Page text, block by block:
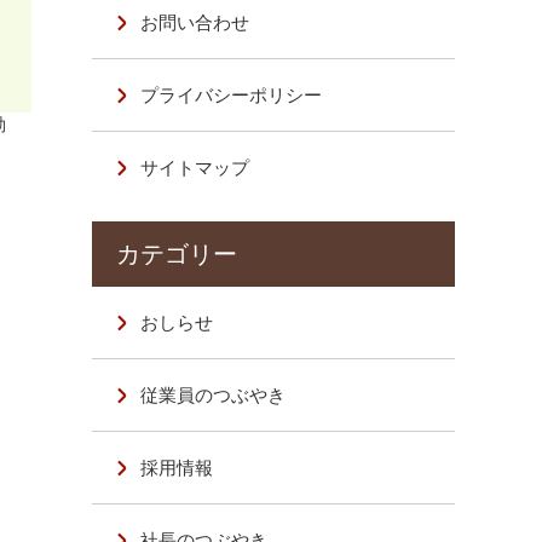
お問い合わせ
プライバシーポリシー
サイトマップ
おしらせ
従業員のつぶやき
採用情報